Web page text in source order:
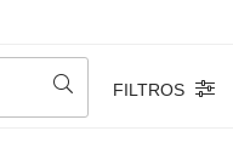
FILTROS